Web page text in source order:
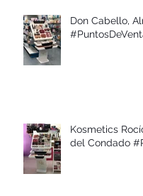
Don Cabello,
Kosmetics
del Condado